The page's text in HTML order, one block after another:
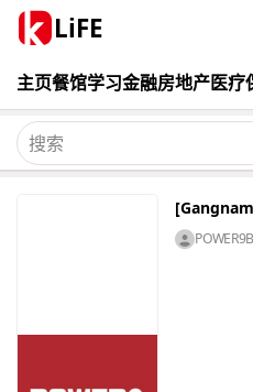
LiFE
主页餐馆学习金融房地产医疗